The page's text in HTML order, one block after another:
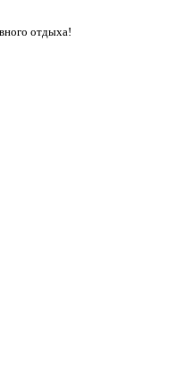
отдыха!